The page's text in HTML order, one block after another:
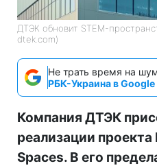
ДТЭК обновит STEM-
dtek.com)
Не трать время на
РБК-Украина в Google
Компания ДТЭК
реализации
Spaces. В его